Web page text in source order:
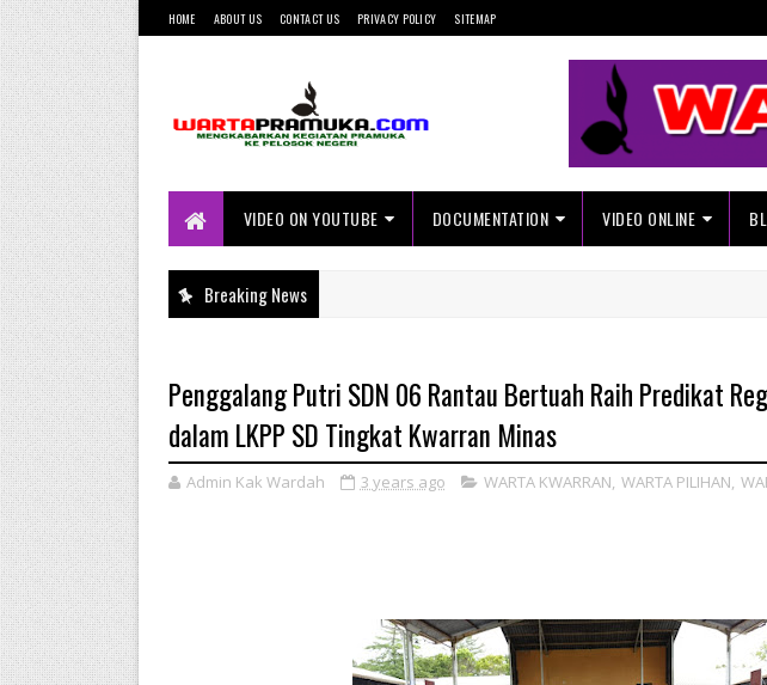
HOME ABOUT US CONTACT US PRIVACY POLICY SITEMAP
Pelosok Negeri
VIDEO ON YOUTUBE
DOCUMENTATION VIDEO ONLINE
Breaking News
Penggalang Putri SDN 06 Rantau Bertuah Raih Predikat
dalam LKPP SD Tingkat Kwarran Minas
Admin Kak Wardah 3 years ago WARTA KWARRAN, WARTA PILIHAN,